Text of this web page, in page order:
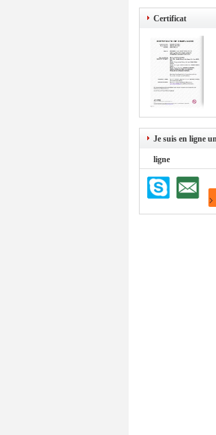
Certificat
Je suis en ligne
ligne